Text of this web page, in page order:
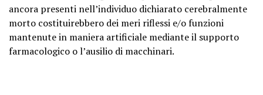
ancora presenti nell’individuo dichiarato cerebralmente
morto costituirebbero dei meri riflessi e/o funzioni
mantenute in maniera artificiale mediante il supporto
farmacologico o l’ausilio di macchinari.